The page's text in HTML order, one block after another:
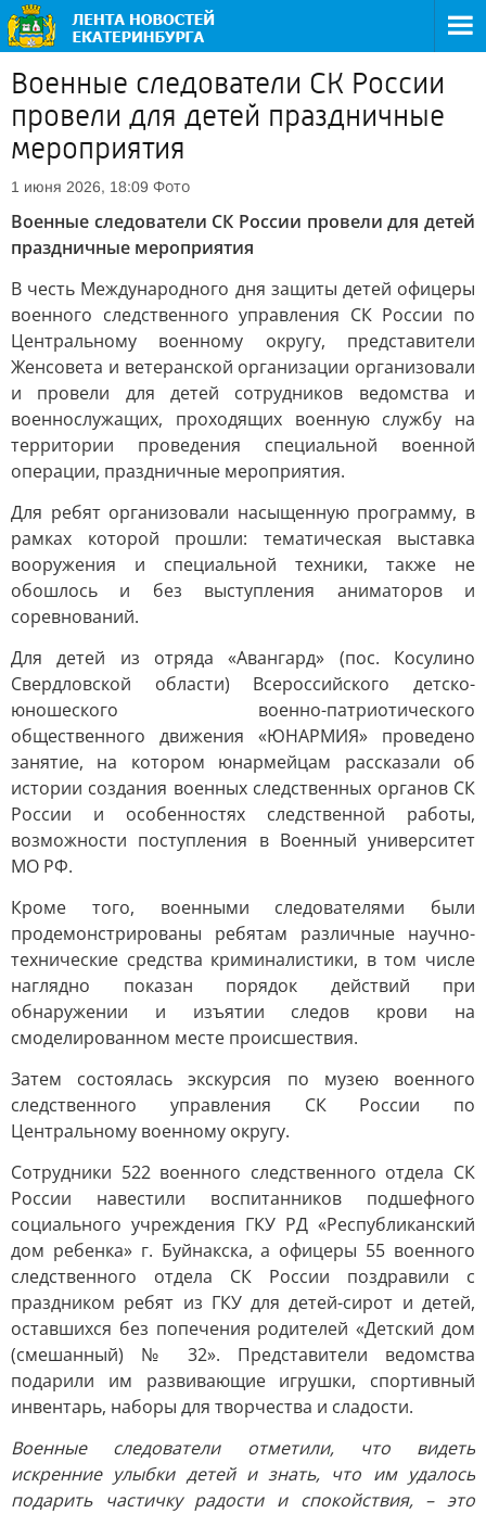
Военные следователи СК России
провели для детей праздничные
мероприятия
1 июня 2026, 18:09 Фото
Военные следователи СК России провели для детей
праздничные мероприятия
В честь Международного дня защиты детей офицеры
военного следственного управления СК России по
Центральному военному округу, представители
Женсовета и ветеранской организации организовали
и провели для детей сотрудников ведомства и
военнослужащих, проходящих военную службу на
территории проведения специальной военной
операции, праздничные мероприятия.
Для ребят организовали насыщенную программу, в
рамках которой прошли: тематическая выставка
вооружения и специальной техники, также не
обошлось и без выступления аниматоров и
соревнований.
Для детей из отряда «Авангард» (пос. Косулино
Свердловской области) Всероссийского детско-
юношеского военно-патриотического
общественного движения «ЮНАРМИЯ» проведено
занятие, на котором юнармейцам рассказали об
истории создания военных следственных органов СК
России и особенностях следственной работы,
возможности поступления в Военный университет
МО РФ.
Кроме того, военными следователями были
продемонстрированы ребятам различные научно-
технические средства криминалистики, в том числе
наглядно показан порядок действий при
обнаружении и изъятии следов крови на
смоделированном месте происшествия.
Затем состоялась экскурсия по музею военного
следственного управления СК России по
Центральному военному округу.
Сотрудники 522 военного следственного отдела СК
России навестили воспитанников подшефного
социального учреждения ГКУ РД «Республиканский
дом ребенка» г. Буйнакска, а офицеры 55 военного
следственного отдела СК России поздравили с
праздником ребят из ГКУ для детей-сирот и детей,
оставшихся без попечения родителей «Детский дом
(смешанный) № 32». Представители ведомства
подарили им развивающие игрушки, спортивный
инвентарь, наборы для творчества и сладости.
Военные следователи отметили, что видеть
искренние улыбки детей и знать, что им удалось
подарить частичку радости и спокойствия, – это